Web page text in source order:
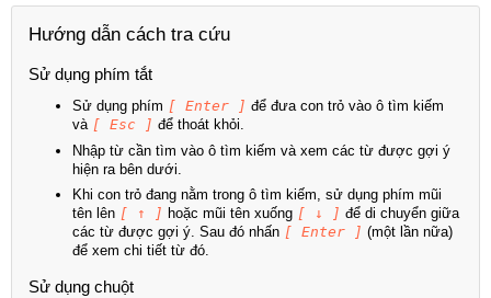
Hướng dẫn cách tra cứu
Sử dụng phím tắt
Sử dụng phím [ Enter ] để đưa con trỏ vào ô tìm kiếm
và [ Esc ] để thoát khỏi.
Nhập từ cần tìm vào ô tìm kiếm và xem các từ được gợi ý
hiện ra bên dưới.
Khi con trỏ đang nằm trong ô tìm kiếm, sử dụng phím mũi
tên lên [ ↑ ] hoặc mũi tên xuống [ ↓ ] để di chuyển giữa
các từ được gợi ý. Sau đó nhấn [ Enter ] (một lần nữa)
để xem chi tiết từ đó.
Sử dụng chuột